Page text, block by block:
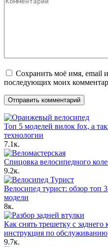
Сохранить моё имя, email и
последующих моих
Топ 5 моделей вилок fox, а
технологии
7.1к.
Спицовка велосипедного
9.2к.
Велосипед турист: обзор
модели
8к.
Как снять трешетку с заднего
инструкция по обслуживанию
9.7к.